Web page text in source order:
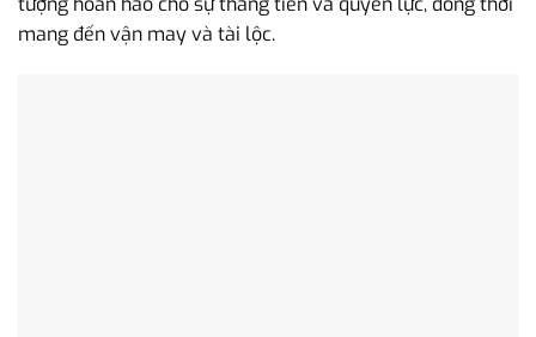
mang đến vận may và tài lộc.